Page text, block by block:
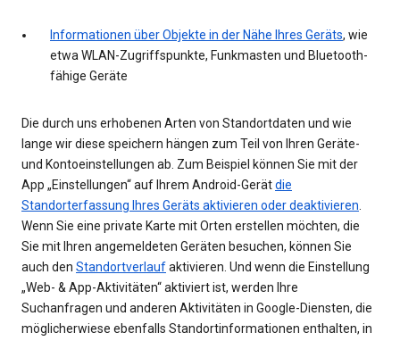
Informationen über Objekte in der Nähe Ihres Geräts, wie
etwa WLAN-Zugriffspunkte, Funkmasten und Bluetooth-
fähige Geräte
Die durch uns erhobenen Arten von Standortdaten und wie
lange wir diese speichern hängen zum Teil von Ihren Geräte-
und Kontoeinstellungen ab. Zum Beispiel können Sie mit der
App „Einstellungen“ auf Ihrem Android-Gerätdie
Standorterfassung Ihres Geräts aktivieren oder deaktivieren.
Wenn Sie eine private Karte mit Orten erstellen möchten, die
Sie mit Ihren angemeldeten Geräten besuchen, können Sie
auch den Standortverlaufaktivieren. Und wenn die Einstellung
„Web- & App-Aktivitäten“ aktiviert ist, werden Ihre
Suchanfragen und anderen Aktivitäten in Google-Diensten, die
möglicherwiese ebenfalls Standortinformationen enthalten, in